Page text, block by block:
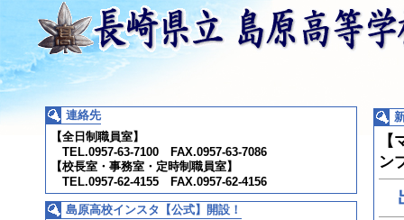
連絡先
【全日制職員室】
TEL.0957-63-7100 FAX.0957-63-7086
【校長室・事務室・定時制職員室】
TEL.0957-62-4155 FAX.0957-62-4156
島原高校インスタ【公式】開設！
ン